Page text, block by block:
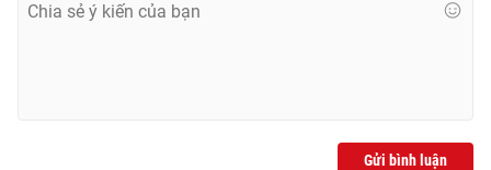
Gửi bình luận